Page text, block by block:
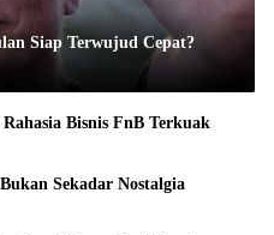
Siap Terwujud Cepat?
Bisnis FnB Terkuak
Sekadar Nostalgia